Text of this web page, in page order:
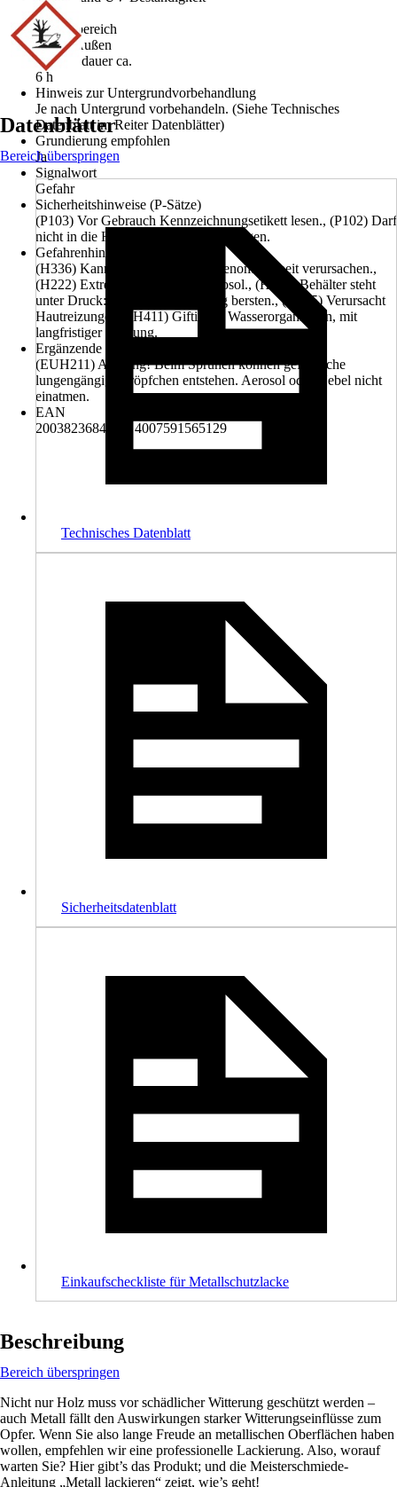
Ja
Einsatzbereich
Innen, Außen
Trockendauer ca.
6 h
Hinweis zur Untergrundvorbehandlung
Je nach Untergrund vorbehandeln. (Siehe Technisches
Datenblatt im Reiter Datenblätter)
Grundierung empfohlen
Ja
Signalwort
Gefahr
Sicherheitshinweise (P-Sätze)
(P103) Vor Gebrauch Kennzeichnungsetikett lesen., (P102) Darf
nicht in die Hände von Kindern gelangen.
Gefahrenhinweise (H-Sätze)
(H336) Kann Schläfrigkeit und Benommenheit verursachen.,
(H222) Extrem entzündbares Aerosol., (H229) Behälter steht
unter Druck: kann bei Erwärmung bersten., (H315) Verursacht
Hautreizungen., (H411) Giftig für Wasserorganismen, mit
langfristiger Wirkung.
Ergänzende Gefahrenmerkmale (EUH-Sätze)
(EUH211) Achtung! Beim Sprühen können gefährliche
lungengängige Tröpfchen entstehen. Aerosol oder Nebel nicht
einatmen.
EAN
2003823684004, 4007591565129
Datenblätter
Bereich überspringen
Technisches Datenblatt
Sicherheitsdatenblatt
Einkaufscheckliste für Metallschutzlacke
Beschreibung
Bereich überspringen
Nicht nur Holz muss vor schädlicher Witterung geschützt werden –
auch Metall fällt den Auswirkungen starker Witterungseinflüsse zum
Opfer. Wenn Sie also lange Freude an metallischen Oberflächen haben
wollen, empfehlen wir eine professionelle Lackierung. Also, worauf
warten Sie? Hier gibt’s das Produkt; und die Meisterschmiede-
Anleitung „Metall lackieren“ zeigt, wie’s geht!